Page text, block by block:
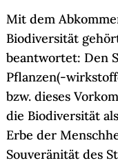
Mit dem
Biodiversität
beantwortet: Den
Pflanzen(-
bzw. dieses
die Biodiversität
Erbe der
Souveränität des